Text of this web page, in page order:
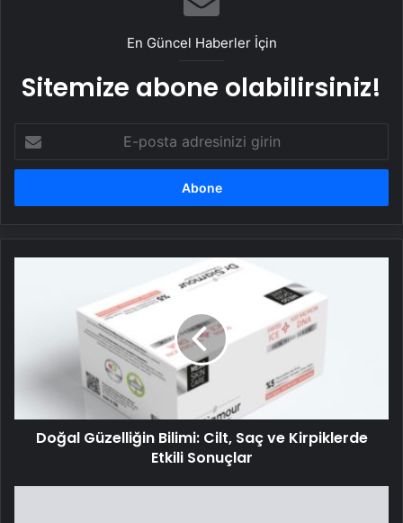
En Güncel Haberler İçin
Sitemize abone olabilirsiniz!
posta
adresinizi
Sonuçlar
Doğal Güzelliğin Bilimi: Cilt, Saç ve Kirpiklerde
Etkili Sonuçlar